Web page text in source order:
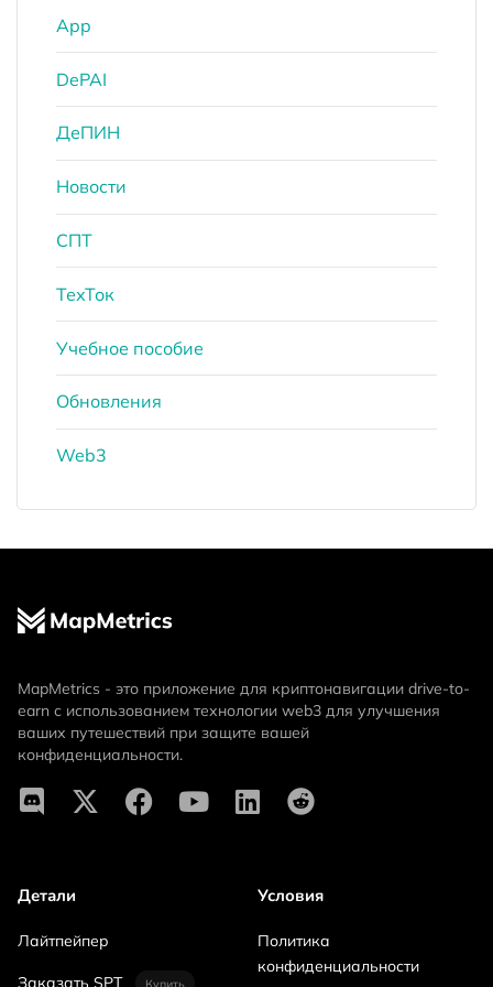
App
DePAI
ДеПИН
Новости
СПТ
ТехТок
Учебное пособие
Обновления
Web3
MapMetrics - это приложение для криптонавигации drive-to-
earn с использованием технологии web3 для улучшения
ваших путешествий при защите вашей
конфиденциальности.
Детали
Лайтпейпер
Заказать SPT Купить
Условия
Политика
конфиденциальности